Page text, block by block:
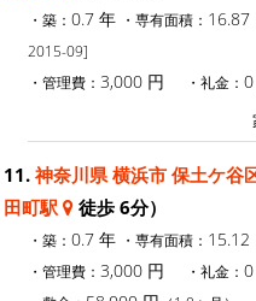
・築： 0.7 年 ・専有面積： 16.87
2015-09]
・管理費： 3,000 円 ・礼金：
11. 神奈川県 横浜市 保土ケ谷
田町駅
徒歩 6分）
・築： 0.7 年 ・専有面積： 15.12
・管理費： 3,000 円 ・礼金：